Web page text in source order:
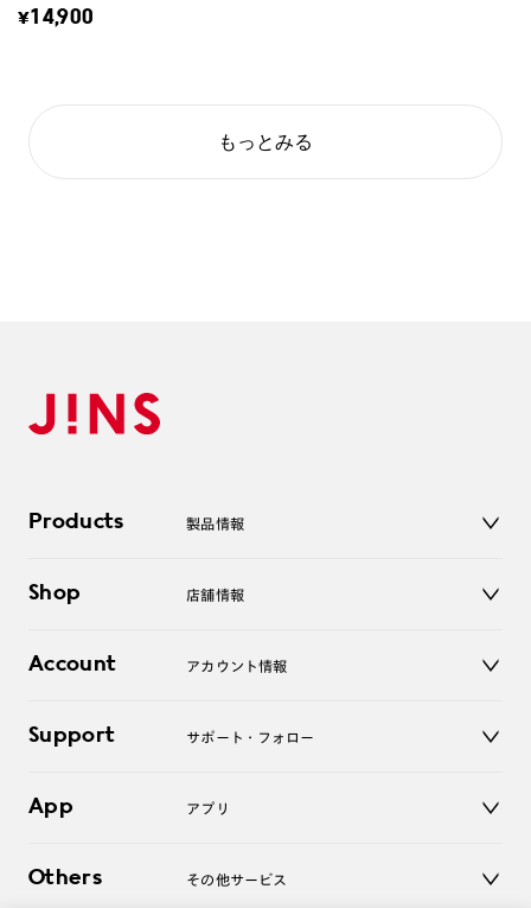
¥14,900
もっとみる
Products 製品情報
サングラス
コンタクトレンズ
アクセサリー
Shop 店舗情報
オンラインショップ
Account アカウント情報
ログアウト
Support サポート・フォロー
よくあるご質問
お問い合わせ
App アプリ
Others その他サービス